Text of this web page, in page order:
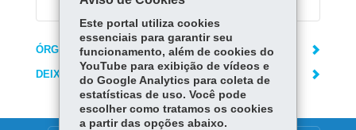
ÓRGÃO RESPONSÁVEL
DEIXE SUA OPINIÃO
Este portal utiliza cookies
essenciais para garantir seu
funcionamento, além de cookies do
YouTube para exibição de vídeos e
do Google Analytics para coleta de
estatísticas de uso. Você pode
escolher como tratamos os cookies
a partir das opções abaixo.